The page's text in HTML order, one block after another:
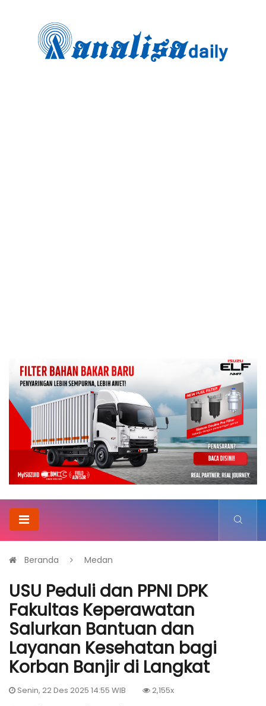
Beranda Medan
USU Peduli dan PPNI DPK
Fakultas Keperawatan
Salurkan Bantuan dan
Layanan Kesehatan bagi
Korban Banjir di Langkat
Senin, 22 Des 2025 14:55 WIB
2,155x